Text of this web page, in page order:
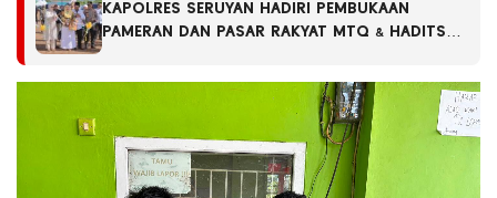
KAPOLRES SERUYAN HADIRI PEMBUKAAN
PAMERAN DAN PASAR RAKYAT MTQ & HADITS
TAHUN 2026